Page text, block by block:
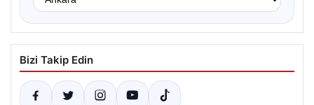
Bizi Takip Edin